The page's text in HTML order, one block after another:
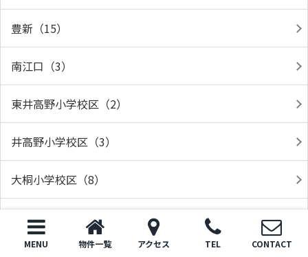
豊新（15）
南江口（3）
東井高野小学校区（2）
井高野小学校区（3）
大桐小学校区（8）
大道南小学校区（1）
MENU 物件一覧 アクセス TEL CONTACT